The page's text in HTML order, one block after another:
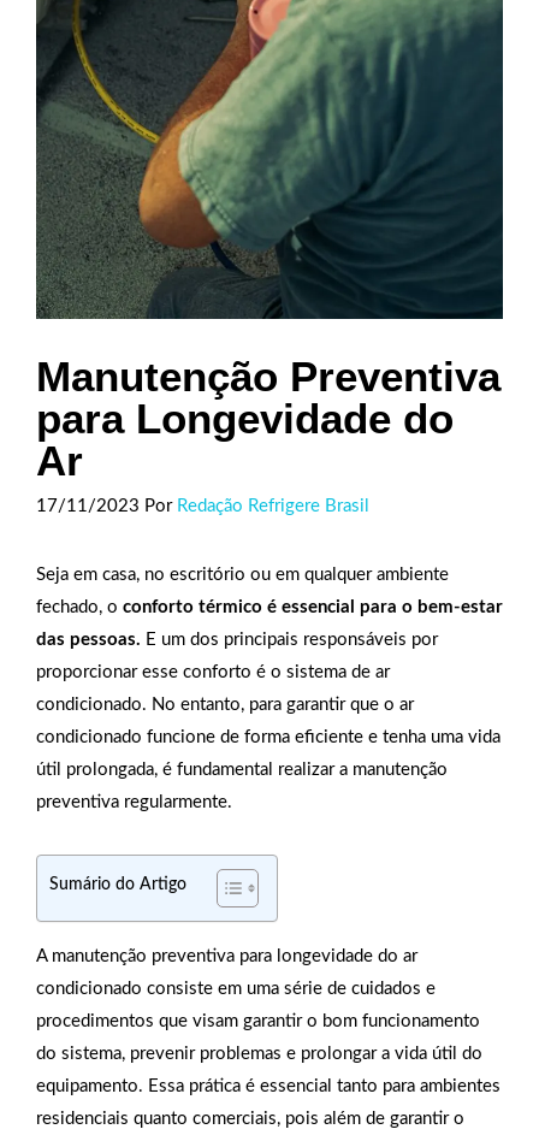
Manutenção Preventiva
para Longevidade do
Ar
17/11/2023 Por Redação Refrigere Brasil
Seja em casa, no escritório ou em qualquer ambiente
fechado, o conforto térmico é essencial para o bem-estar
das pessoas. E um dos principais responsáveis por
proporcionar esse conforto é o sistema de ar
condicionado. No entanto, para garantir que o ar
condicionado funcione de forma eficiente e tenha uma vida
útil prolongada, é fundamental realizar a manutenção
preventiva regularmente.
Sumário do Artigo
A manutenção preventiva para longevidade do ar
condicionado consiste em uma série de cuidados e
procedimentos que visam garantir o bom funcionamento
do sistema, prevenir problemas e prolongar a vida útil do
equipamento. Essa prática é essencial tanto para ambientes
residenciais quanto comerciais, pois além de garantir o